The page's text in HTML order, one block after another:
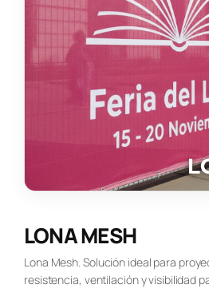
LONA MESH
Lona Mesh. Solución ideal para
resistencia, ventilación y visibilidad